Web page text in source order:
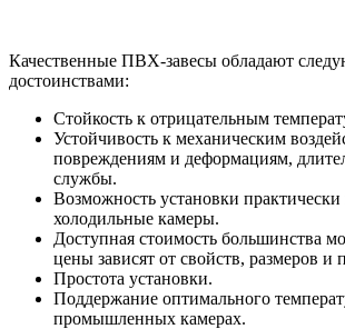
Качественные ПВХ-завесы обладают
достоинствами:
Стойкость к отрицательным
Устойчивость к механическим
повреждениям и деформациям,
службы.
Возможность установки
холодильные камеры.
Доступная стоимость большинства
цены зависят от свойств, размеров и
Простота установки.
Поддержание оптимального
промышленных камерах.